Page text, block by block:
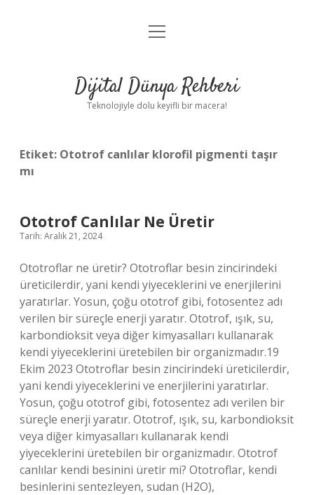
Anasayfa
Yasal Uyarı
menüyü
Dijital Dünya Rehberi
Teknolojiyle dolu keyifli bir macera!
Etiket: Ototrof canlılar klorofil pigmenti taşır
mı
Ototrof Canlılar Ne Üretir
Tarih: Aralık 21, 2024
Ototroflar ne üretir? Ototroflar besin zincirindeki
üreticilerdir, yani kendi yiyeceklerini ve enerjilerini
yaratırlar. Yosun, çoğu ototrof gibi, fotosentez adı
verilen bir süreçle enerji yaratır. Ototrof, ışık, su,
karbondioksit veya diğer kimyasalları kullanarak
kendi yiyeceklerini üretebilen bir organizmadır.19
Ekim 2023 Ototroflar besin zincirindeki üreticilerdir,
yani kendi yiyeceklerini ve enerjilerini yaratırlar.
Yosun, çoğu ototrof gibi, fotosentez adı verilen bir
süreçle enerji yaratır. Ototrof, ışık, su, karbondioksit
veya diğer kimyasalları kullanarak kendi
yiyeceklerini üretebilen bir organizmadır. Ototrof
canlılar kendi besinini üretir mi? Ototroflar, kendi
besinlerini sentezleyen, sudan (H2O),